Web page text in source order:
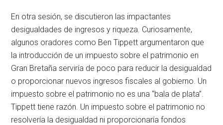
En otra sesión, se discutieron las impactantes
desigualdades de ingresos y riqueza. Curiosamente,
algunos oradores como Ben Tippett argumentaron que
la introducción de un impuesto sobre el patrimonio en
Gran Bretaña serviría de poco para reducir la desigualdad
o proporcionar nuevos ingresos fiscales al gobierno. Un
impuesto sobre el patrimonio no es una “bala de plata”.
Tippett tiene razón. Un impuesto sobre el patrimonio no
resolvería la desigualdad ni proporcionaría fondos